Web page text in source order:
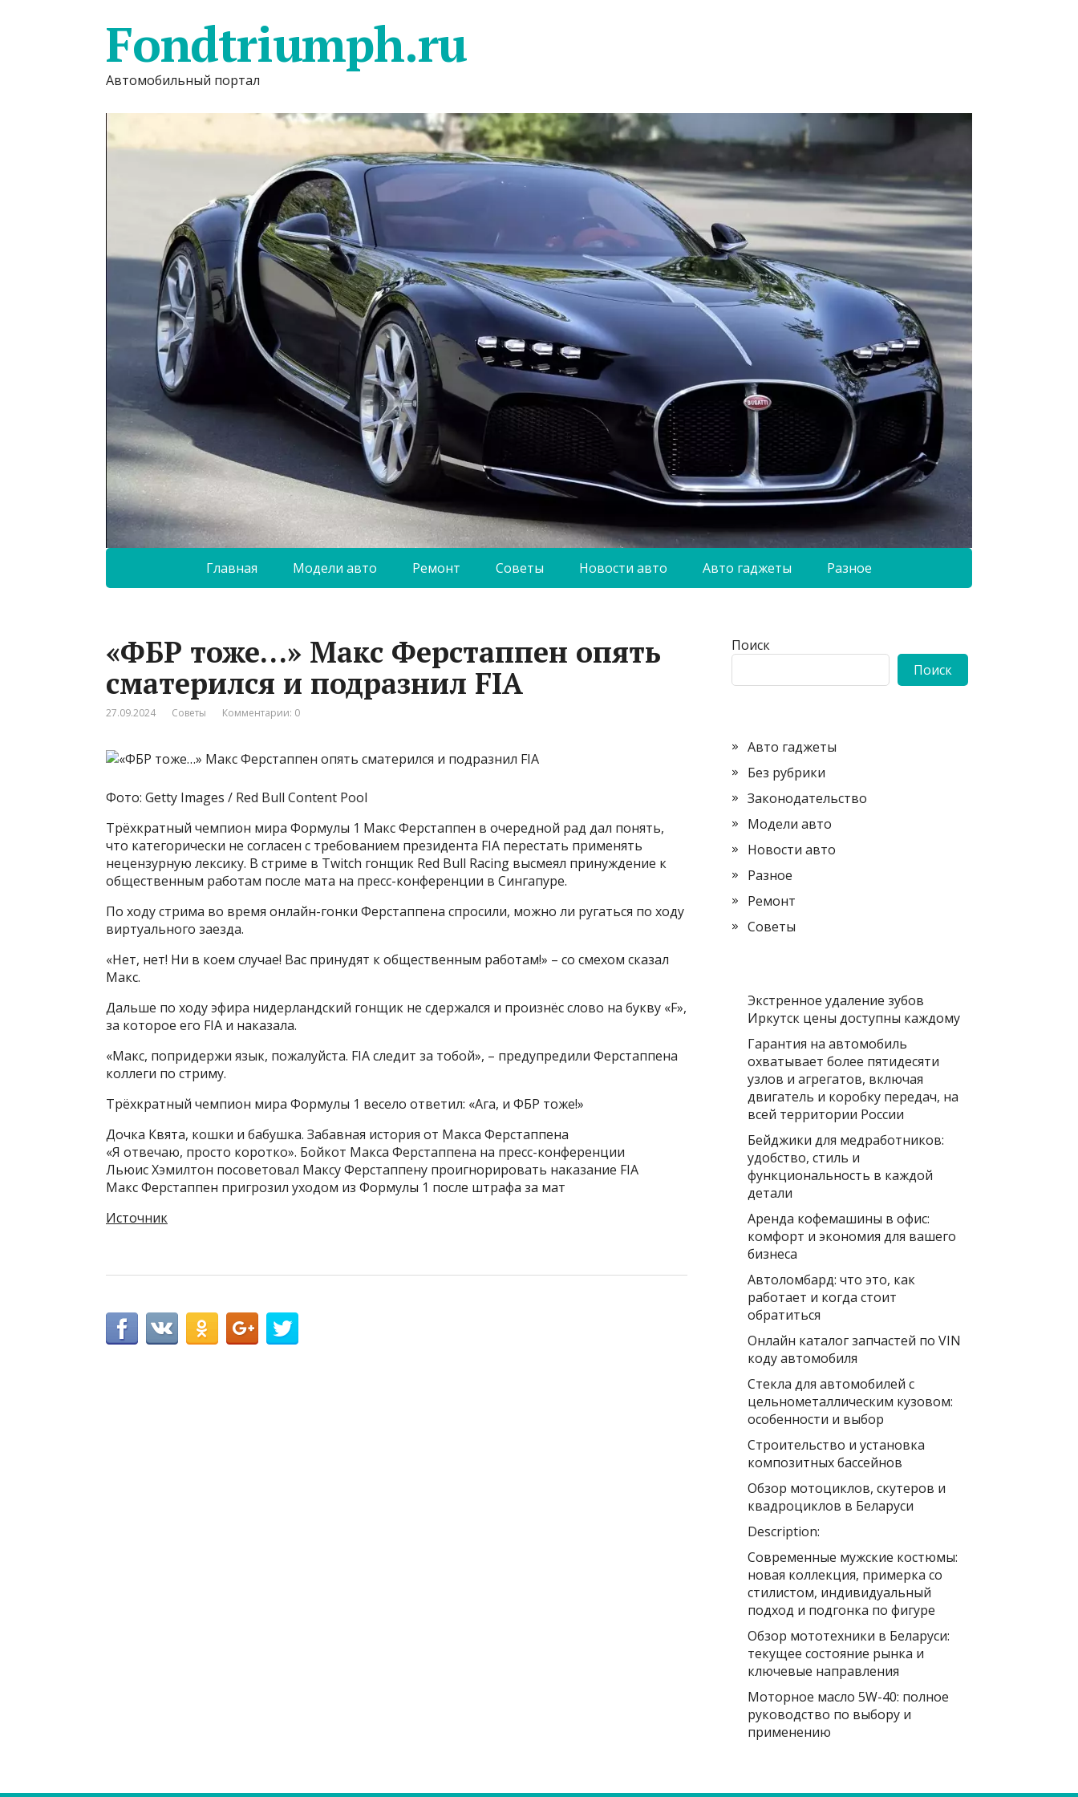
Fondtriumph.ru
Автомобильный портал
Главная Модели авто Ремонт Советы Новости авто Авто гаджеты Разное
«ФБР тоже…» Макс Ферстаппен опять
сматерился и подразнил FIA
27.09.2024 Советы Комментарии: 0
Фото: Getty Images / Red Bull Content Pool
Трёхкратный чемпион мира Формулы 1 Макс Ферстаппен в очередной рад дал понять,
что категорически не согласен с требованием президента FIA перестать применять
нецензурную лексику. В стриме в Twitch гонщик Red Bull Racing высмеял принуждение к
общественным работам после мата на пресс-конференции в Сингапуре.
По ходу стрима во время онлайн-гонки Ферстаппена спросили, можно ли ругаться по ходу
виртуального заезда.
«Нет, нет! Ни в коем случае! Вас принудят к общественным работам!» – со смехом сказал
Макс.
Дальше по ходу эфира нидерландский гонщик не сдержался и произнёс слово на букву «F»,
за которое его FIA и наказала.
«Макс, попридержи язык, пожалуйста. FIA следит за тобой», – предупредили Ферстаппена
коллеги по стриму.
Трёхкратный чемпион мира Формулы 1 весело ответил: «Ага, и ФБР тоже!»
Дочка Квята, кошки и бабушка. Забавная история от Макса Ферстаппена
«Я отвечаю, просто коротко». Бойкот Макса Ферстаппена на пресс-конференции
Льюис Хэмилтон посоветовал Максу Ферстаппену проигнорировать наказание FIA
Макс Ферстаппен пригрозил уходом из Формулы 1 после штрафа за мат
Источник
Поиск
Поиск
Авто гаджеты
Без рубрики
Законодательство
Модели авто
Новости авто
Разное
Ремонт
Советы
Экстренное удаление зубов
Иркутск цены доступны каждому
Гарантия на автомобиль
охватывает более пятидесяти
узлов и агрегатов, включая
двигатель и коробку передач, на
всей территории России
Бейджики для медработников:
удобство, стиль и
функциональность в каждой
детали
Аренда кофемашины в офис:
комфорт и экономия для вашего
бизнеса
Автоломбард: что это, как
работает и когда стоит
обратиться
Онлайн каталог запчастей по VIN
коду автомобиля
Стекла для автомобилей с
цельнометаллическим кузовом:
особенности и выбор
Строительство и установка
композитных бассейнов
Обзор мотоциклов, скутеров и
квадроциклов в Беларуси
Description:
Современные мужские костюмы:
новая коллекция, примерка со
стилистом, индивидуальный
подход и подгонка по фигуре
Обзор мототехники в Беларуси:
текущее состояние рынка и
ключевые направления
Моторное масло 5W-40: полное
руководство по выбору и
применению